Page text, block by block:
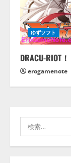
ゆずソフト
DRACU-RIOT！
erogamenote
索: